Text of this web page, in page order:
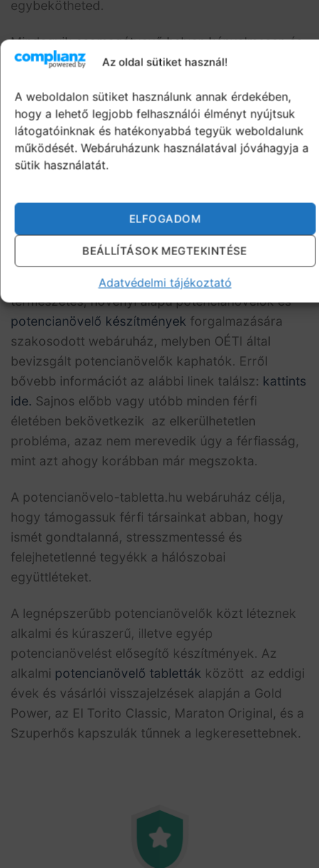
Az oldal sütiket használ!
A weboldalon sütiket használunk annak érdekében,
hogy a lehető legjobb felhasználói élményt nyújtsuk
látogatóinknak és hatékonyabbá tegyük weboldalunk
működését. Webáruházunk használatával jóváhagyja a
sütik használatát.
ELFOGADOM
BEÁLLÍTÁSOK MEGTEKINTÉSE
Adatvédelmi tájékoztató
egybekötheted.
Mindegyik csomagátvevő helyen kényelmesen és
diszkréten fel tudod venni a potencianövelő
csomagon a feladó neve: Camelot Consulting
Kft. leszés nem webshop neve, ne aggódj emiatt.
POTENCIANÖVELŐ WEBÁRUHÁZ
2018 óta a potencianovelo-tabletta.hu kizárólag
természetes, növényi alapú potencianövelők és
potencianövelő készítmények forgalmazására
szakosodott webáruház, melyben OÉTI által
bevizsgált potencianövelők kaphatók. Erről
bővebb információt az alábbi linek találsz: kattints
ide. Sajnos előbb vagy utóbb minden férfi
életében bekövetkezik az elkerülhetetlen
probléma, azaz nem merevedik úgy a férfiasság,
mint azt ahogy korábban már megszokta.
A potencianövelo-tabletta.hu webáruház célja,
hogy támogassuk férfi társainkat abban, hogy
ismét gondtalanná, stresszmentessé és
felejhetetlenné tegyékk a hálószobai
együttléteket.
A legnépszerűbb potencianövelők közt léteznek
alkalmi és kúraszerű, illetve egyép
potencianövelést elősegítő készítmények. Az
alkalmi potencianövelő tabletták között az eddigi
évek és vásárlói visszajelzések alapján a Gold
Power, az El Torito Classic, Maraton Original, és a
Szuperhős kapszulák tűnnek a legkeresettebnek.